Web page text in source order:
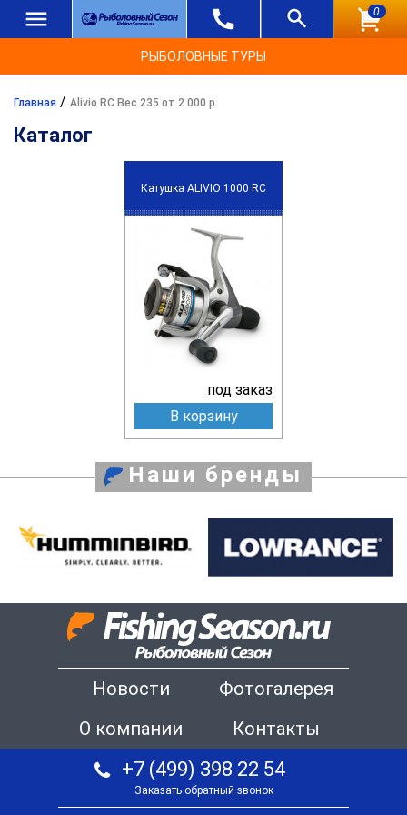
0
РЫБОЛОВНЫЕ ТУРЫ
Главная / Alivio RC Вес 235 от 2 000 р.
Каталог
Катушка ALIVIO 1000 RC
под заказ
В корзину
Наши бренды
Новости
Фотогалерея
О компании
Контакты
+7 (499) 398 22 54
Заказать обратный звонок